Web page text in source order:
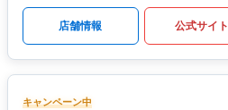
店舗情報 公式サイト
キャンペーン中